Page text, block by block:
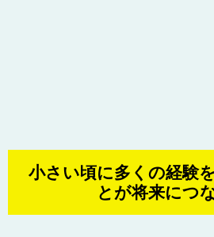
小さい頃に多くの経験
とが将来につ